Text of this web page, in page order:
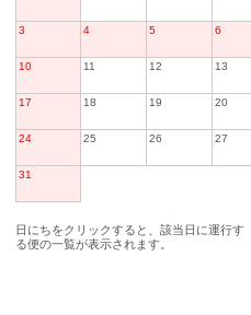
3 4 5 6
10 11 12 13
17 18 19 20
24 25 26 27
31
日にちをクリックすると、該当日に運行す
る便の一覧が表示されます。